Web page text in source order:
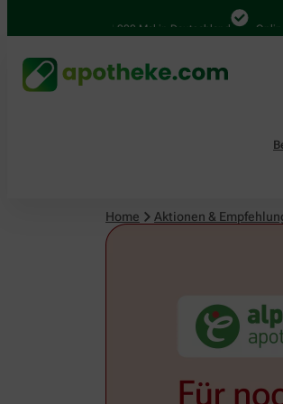
4.000 Mal in Deutschland Online bei
Home Aktionen &